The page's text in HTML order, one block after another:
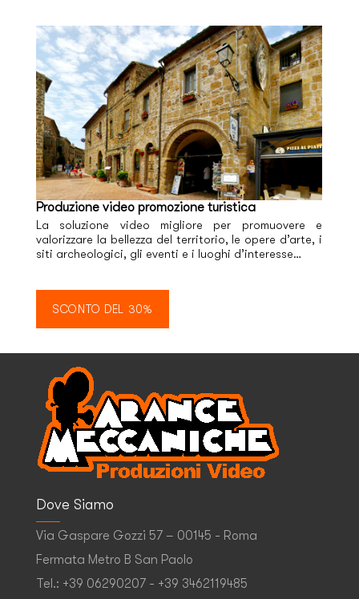
Produzione video promozione turistica
La soluzione video migliore per promuovere e
valorizzare la bellezza del territorio, le opere d’arte, i
siti archeologici, gli eventi e i luoghi d’interesse…
SCONTO DEL 30%
Dove Siamo
Via Gaspare Gozzi 57 – 00145 - Roma
Fermata Metro B San Paolo
Tel.: +39 06290207 - +39 3462119485